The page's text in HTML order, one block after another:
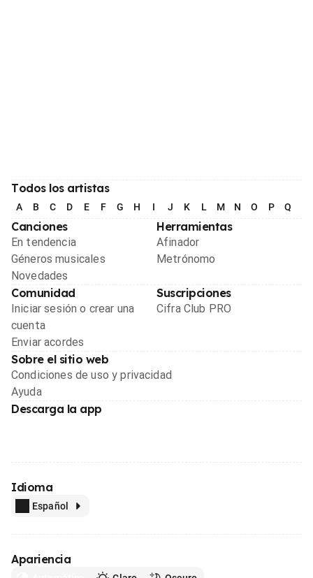
Todos los artistas
A B C D E F G H I J K L M N O P Q
Canciones
En tendencia
Géneros musicales
Novedades
Herramientas
Afinador
Metrónomo
Comunidad
Iniciar sesión o crear una
cuenta
Enviar acordes
Suscripciones
Cifra Club PRO
Sobre el sitio web
Condiciones de uso y privacidad
Ayuda
Descarga la app
Idioma
Español
Apariencia